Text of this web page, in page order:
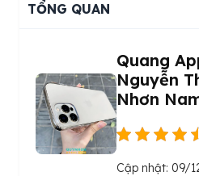
TỔNG QUAN
Quang
Nguyễn
Nhơn
Cập nhật: 09/